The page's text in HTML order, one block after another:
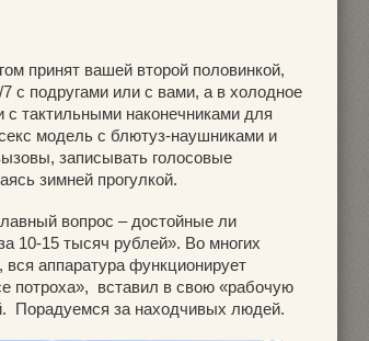
принят вашей второй половинкой,
с подругами или с вами, а в холодное
тактильными наконечниками для
модель с блютуз-наушниками и
записывать голосовые
зимней прогулкой.
вопрос – достойные ли
10-15 тысяч рублей». Во многих
вся аппаратура функционирует
потроха», вставил в свою «рабочую
Порадуемся за находчивых людей.